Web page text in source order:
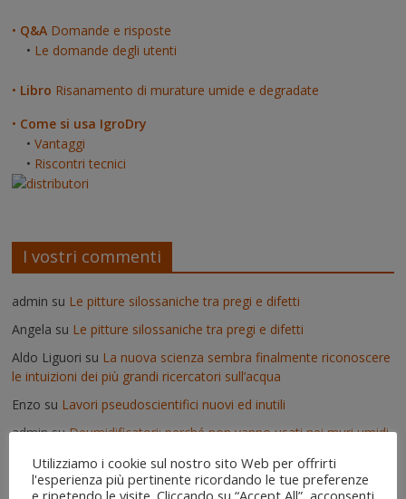
• Q&A Domande e risposte
• Le domande degli utenti
• Libro Risanamento di murature umide e degradate
• Come si usa IgroDry
•Vantaggi
• Riscontri tecnici
I vostri commenti
admin su Le pitture silossaniche tra pregi e difetti
Angela su Le pitture silossaniche tra pregi e difetti
Aldo Liguori su La nuova scienza sembra finalmente riconoscere
le intuizioni dei più grandi ricercatori sull’acqua
Enzo su Lavori pseudoscientifici nuovi ed inutili
adminsuDeumidificatori: perché non vanno usati nei muri umidi
VittoriosuDeumidificatori: perché non vanno usati nei muri
umidi
Utilizziamo i cookie sul nostro sito Web per offrirti
l'esperienza più pertinente ricordando le tue preferenze
e ripetendo le visite. Cliccando su “Accept All”, acconsenti